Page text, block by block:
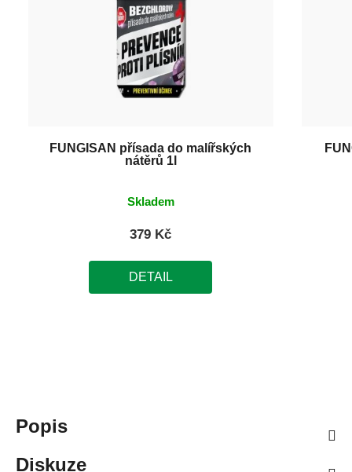
FUNGISAN přísada do malířských
nátěrů 1l
Skladem
379 Kč
DETAIL
Popis
Diskuze